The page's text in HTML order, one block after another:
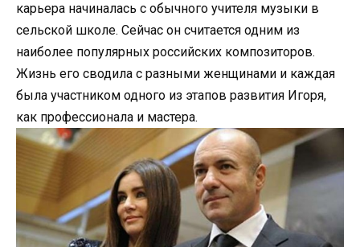
карьера начиналась с обычного учителя музыки в
сельской школе. Сейчас он считается одним из
наиболее популярных российских композиторов.
Жизнь его сводила с разными женщинами и каждая
была участником одного из этапов развития Игоря,
как профессионала и мастера.